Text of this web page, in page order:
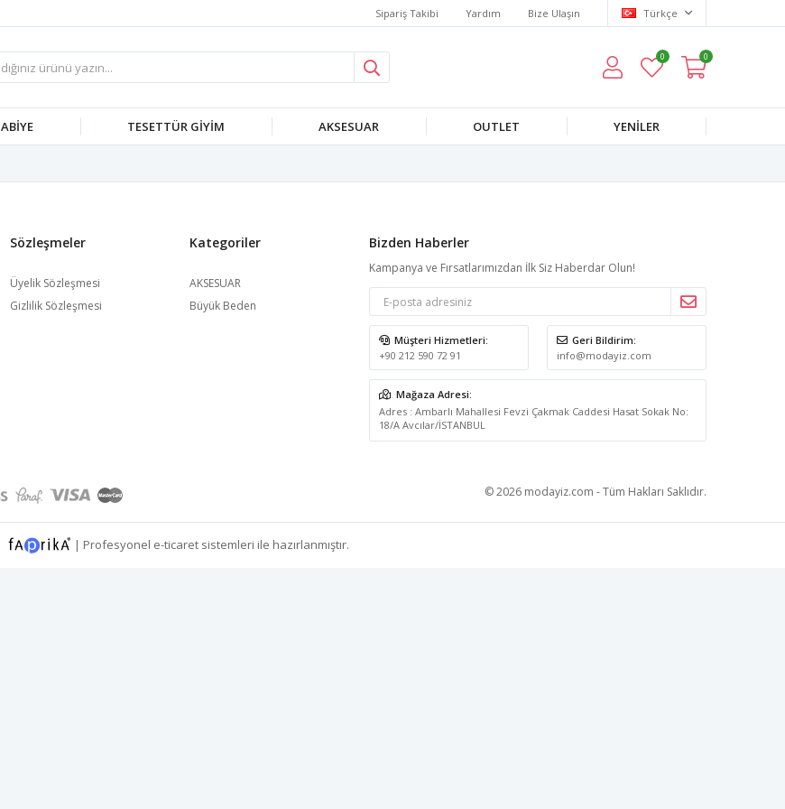
Sipariş Takibi Yardım Bize Ulaşın Türkçe
0 0
ABIYE TESETTÜR GIYIM AKSESUAR OUTLET YENILER
Sözleşmeler
Üyelik Sözleşmesi
Gizlilik Sözleşmesi
Kategoriler
AKSESUAR
Büyük Beden
Bizden Haberler
Kampanya ve Fırsatlarımızdan İlk Siz Haberdar Olun!
Müşteri Hizmetleri:
+90 212 590 72 91
Geri Bildirim:
info@modayiz.com
Mağaza Adresi:
Adres : Ambarlı Mahallesi Fevzi Çakmak Caddesi Hasat Sokak No:
18/A Avcılar/İSTANBUL
© 2026 modayiz.com - Tüm Hakları Saklıdır.
| Profesyonel e-ticaret sistemleri ile hazırlanmıştır.